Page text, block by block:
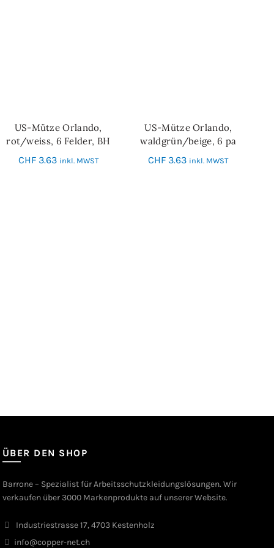
IN DEN WARENKORB
US-Mütze Orlando,
rot/weiss, 6 Felder, BH
CHF3.63 inkl. MWST
IN DEN WARENKORB
US-Mütze Orlando,
waldgrün/beige, 6 pa
CHF 3.63 inkl. MWST
ÜBER DEN SHOP
Barrone – Spezialist für Arbeitsschutzkleidungslösungen. Wir
verkaufen über 3000 Markenprodukte auf unserer Website.
Industriestrasse 17, 4703 Kestenholz
info@copper-net.ch